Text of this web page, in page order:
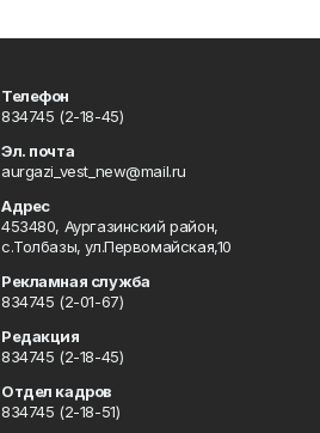
Телефон
834745 (2-18-45)
Эл. почта
aurgazi_vest_new@mail.ru
Адрес
453480, Аургазинский район,
с.Толбазы, ул.Первомайская,10
Рекламная служба
834745 (2-01-67)
Редакция
834745 (2-18-45)
Отдел кадров
834745 (2-18-51)